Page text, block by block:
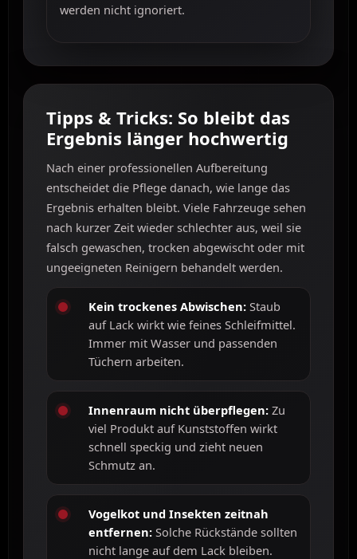
werden nicht ignoriert.
Tipps & Tricks: So bleibt das
Ergebnis länger hochwertig
Nach einer professionellen Aufbereitung
entscheidet die Pflege danach, wie lange das
Ergebnis erhalten bleibt. Viele Fahrzeuge sehen
nach kurzer Zeit wieder schlechter aus, weil sie
falsch gewaschen, trocken abgewischt oder mit
ungeeigneten Reinigern behandelt werden.
Kein trockenes Abwischen: Staub
auf Lack wirkt wie feines Schleifmittel.
Immer mit Wasser und passenden
Tüchern arbeiten.
Innenraum nicht überpflegen: Zu
viel Produkt auf Kunststoffen wirkt
schnell speckig und zieht neuen
Schmutz an.
Vogelkot und Insekten zeitnah
entfernen: Solche Rückstände sollten
nicht lange auf dem Lack bleiben.